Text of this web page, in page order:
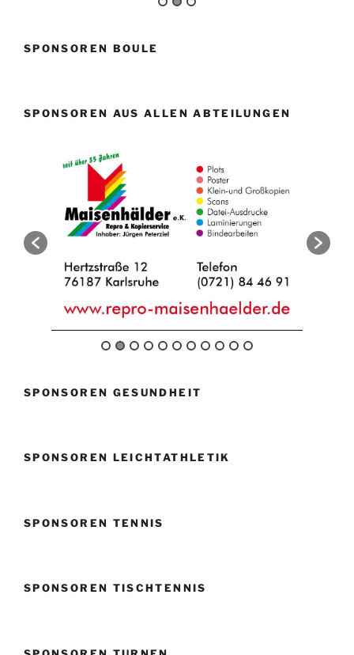
SPONSOREN BOULE
SPONSOREN AUS ALLEN ABTEILUNGEN
SPONSOREN GESUNDHEIT
SPONSOREN LEICHTATHLETIK
SPONSOREN TENNIS
SPONSOREN TISCHTENNIS